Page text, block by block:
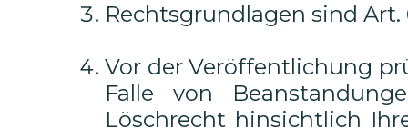
Rechtsgrundlagen sind Art.
Vor der Veröffentlichung
Falle von
Löschrecht hinsichtlich